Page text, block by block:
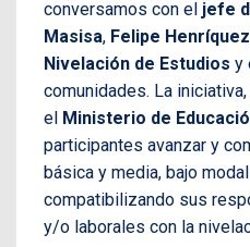
conversamos con el jefe
Masisa, Felipe Henríquez
Nivelación de Estudios y
comunidades. La
el Ministerio de
participantes avanzar y
básica y media, bajo
compatibilizando sus
y/o laborales con la